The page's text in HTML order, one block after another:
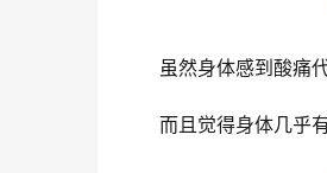
虽然身体感到酸痛
而且觉得身体几乎